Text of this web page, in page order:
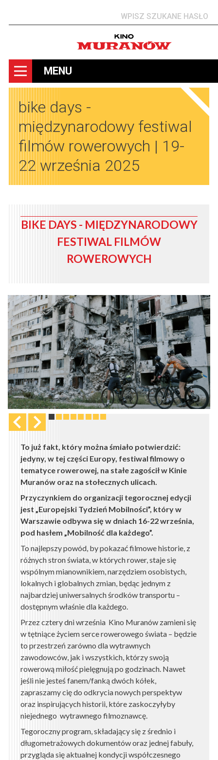
MENU
bike days -
międzynarodowy festiwal
filmów rowerowych | 19-
22 września 2025
BIKE DAYS - MIĘDZYNARODOWY
FESTIWAL FILMÓW
ROWEROWYCH
Obrazy
Obrazy
Obrazy
Obrazy
Obrazy
Obrazy
Obrazy
Obrazy
To już fakt, który można śmiało potwierdzić:
jedyny, w tej części Europy, festiwal filmowy o
tematyce rowerowej, na stałe zagościł w Kinie
Muranów oraz na stołecznych ulicach.
Przyczynkiem do organizacji tegorocznej edycji
jest „Europejski Tydzień Mobilności”, który w
Warszawie odbywa się w dniach 16-22 września,
pod hasłem „Mobilność dla każdego”.
To najlepszy powód, by pokazać filmowe historie, z
różnych stron świata, w których rower, staje się
wspólnym mianownikiem, narzędziem osobistych,
lokalnych i globalnych zmian, będąc jednym z
najbardziej uniwersalnych środków transportu –
dostępnym właśnie dla każdego.
Przez cztery dni września Kino Muranów zamieni się
w tętniące życiem serce rowerowego świata – będzie
to przestrzeń zarówno dla wytrawnych
zawodowców, jak i wszystkich, którzy swoją
rowerową miłość pielęgnują po godzinach. Nawet
jeśli nie jesteś fanem/fanką dwóch kółek,
zapraszamy cię do odkrycia nowych perspektyw
oraz inspirujących historii, które zaskoczyłyby
niejednego wytrawnego filmoznawcę.
Tegoroczny program, składający się z średnio i
długometrażowych dokumentów oraz jednej fabuły,
przygląda się aktualnej kondycji współczesnego